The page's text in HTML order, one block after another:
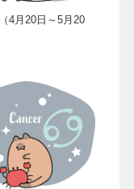
4月20日～5月20